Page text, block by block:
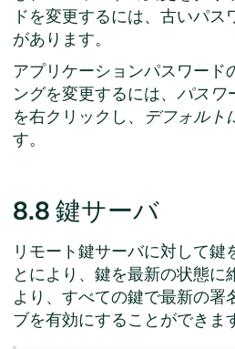
ドを変更するには、古いパ
があります。
アプリケーションパスワード
ングを変更するには、 パスワ
を右クリックし、
デフォルト
す。
8.8 鍵サーバ
リモート鍵サーバに対して鍵
とにより、鍵を最新の状態に
より、すべての鍵で最新の署
ブを有効にすることができま